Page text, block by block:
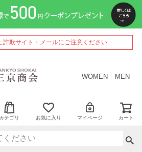
欺サイト・メールにご注意ください
WOMEN MEN
カテゴリ お気に入り マイページ カート